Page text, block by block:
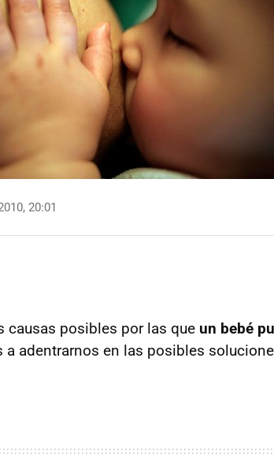
20:01
causas posibles por las que un bebé
a adentrarnos en las posibles